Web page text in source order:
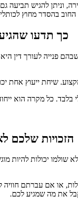
וניתן להגיש תביעה
בהסדר מחוץ
כך תדעו
פנייה לעורך
שיחת ייעוץ אחת
כל מקרה הוא
הזכויות שלכם
שולמו יכולות
אם עברתם חוויה
את מה שמגיע לכם.